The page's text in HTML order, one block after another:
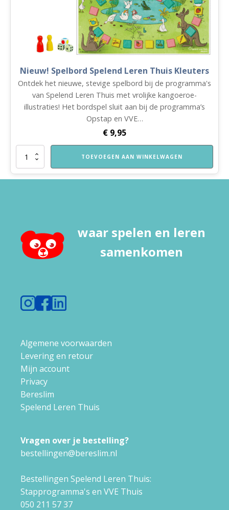
Nieuw! Spelbord Spelend Leren Thuis Kleuters
Ontdek het nieuwe, stevige spelbord bij de programma's
van Spelend Leren Thuis met vrolijke kangoeroe-
illustraties! Het bordspel sluit aan bij de programma’s
Opstap en VVE…
€ 9,95
Nieuw!
Spelend
TOEVOEGEN AAN WINKELWAGEN
waar spelen en leren
samenkomen
Algemene voorwaarden
Levering en retour
Mijn account
Privacy
Bereslim
Spelend Leren Thuis
Vragen over je bestelling?
bestellingen@bereslim.nl
Bestellingen Spelend Leren Thuis:
Stapprogramma's en VVE Thuis
050 211 57 37